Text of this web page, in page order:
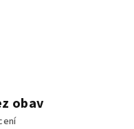
obav